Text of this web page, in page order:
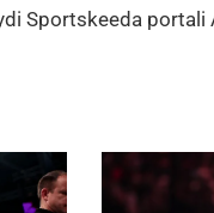
Sportskeeda portali